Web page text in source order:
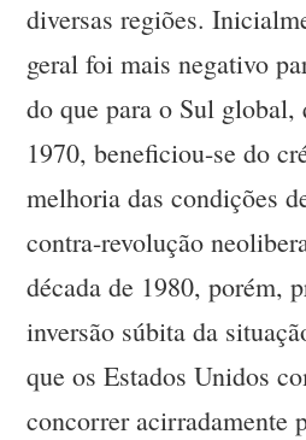
diversas regiões.
geral foi mais negativo
do que para o Sul global,
1970, beneficiou-se do
melhoria das condições
contra-revolução
década de 1980, porém,
inversão súbita da
que os Estados Unidos
concorrer acirradamente